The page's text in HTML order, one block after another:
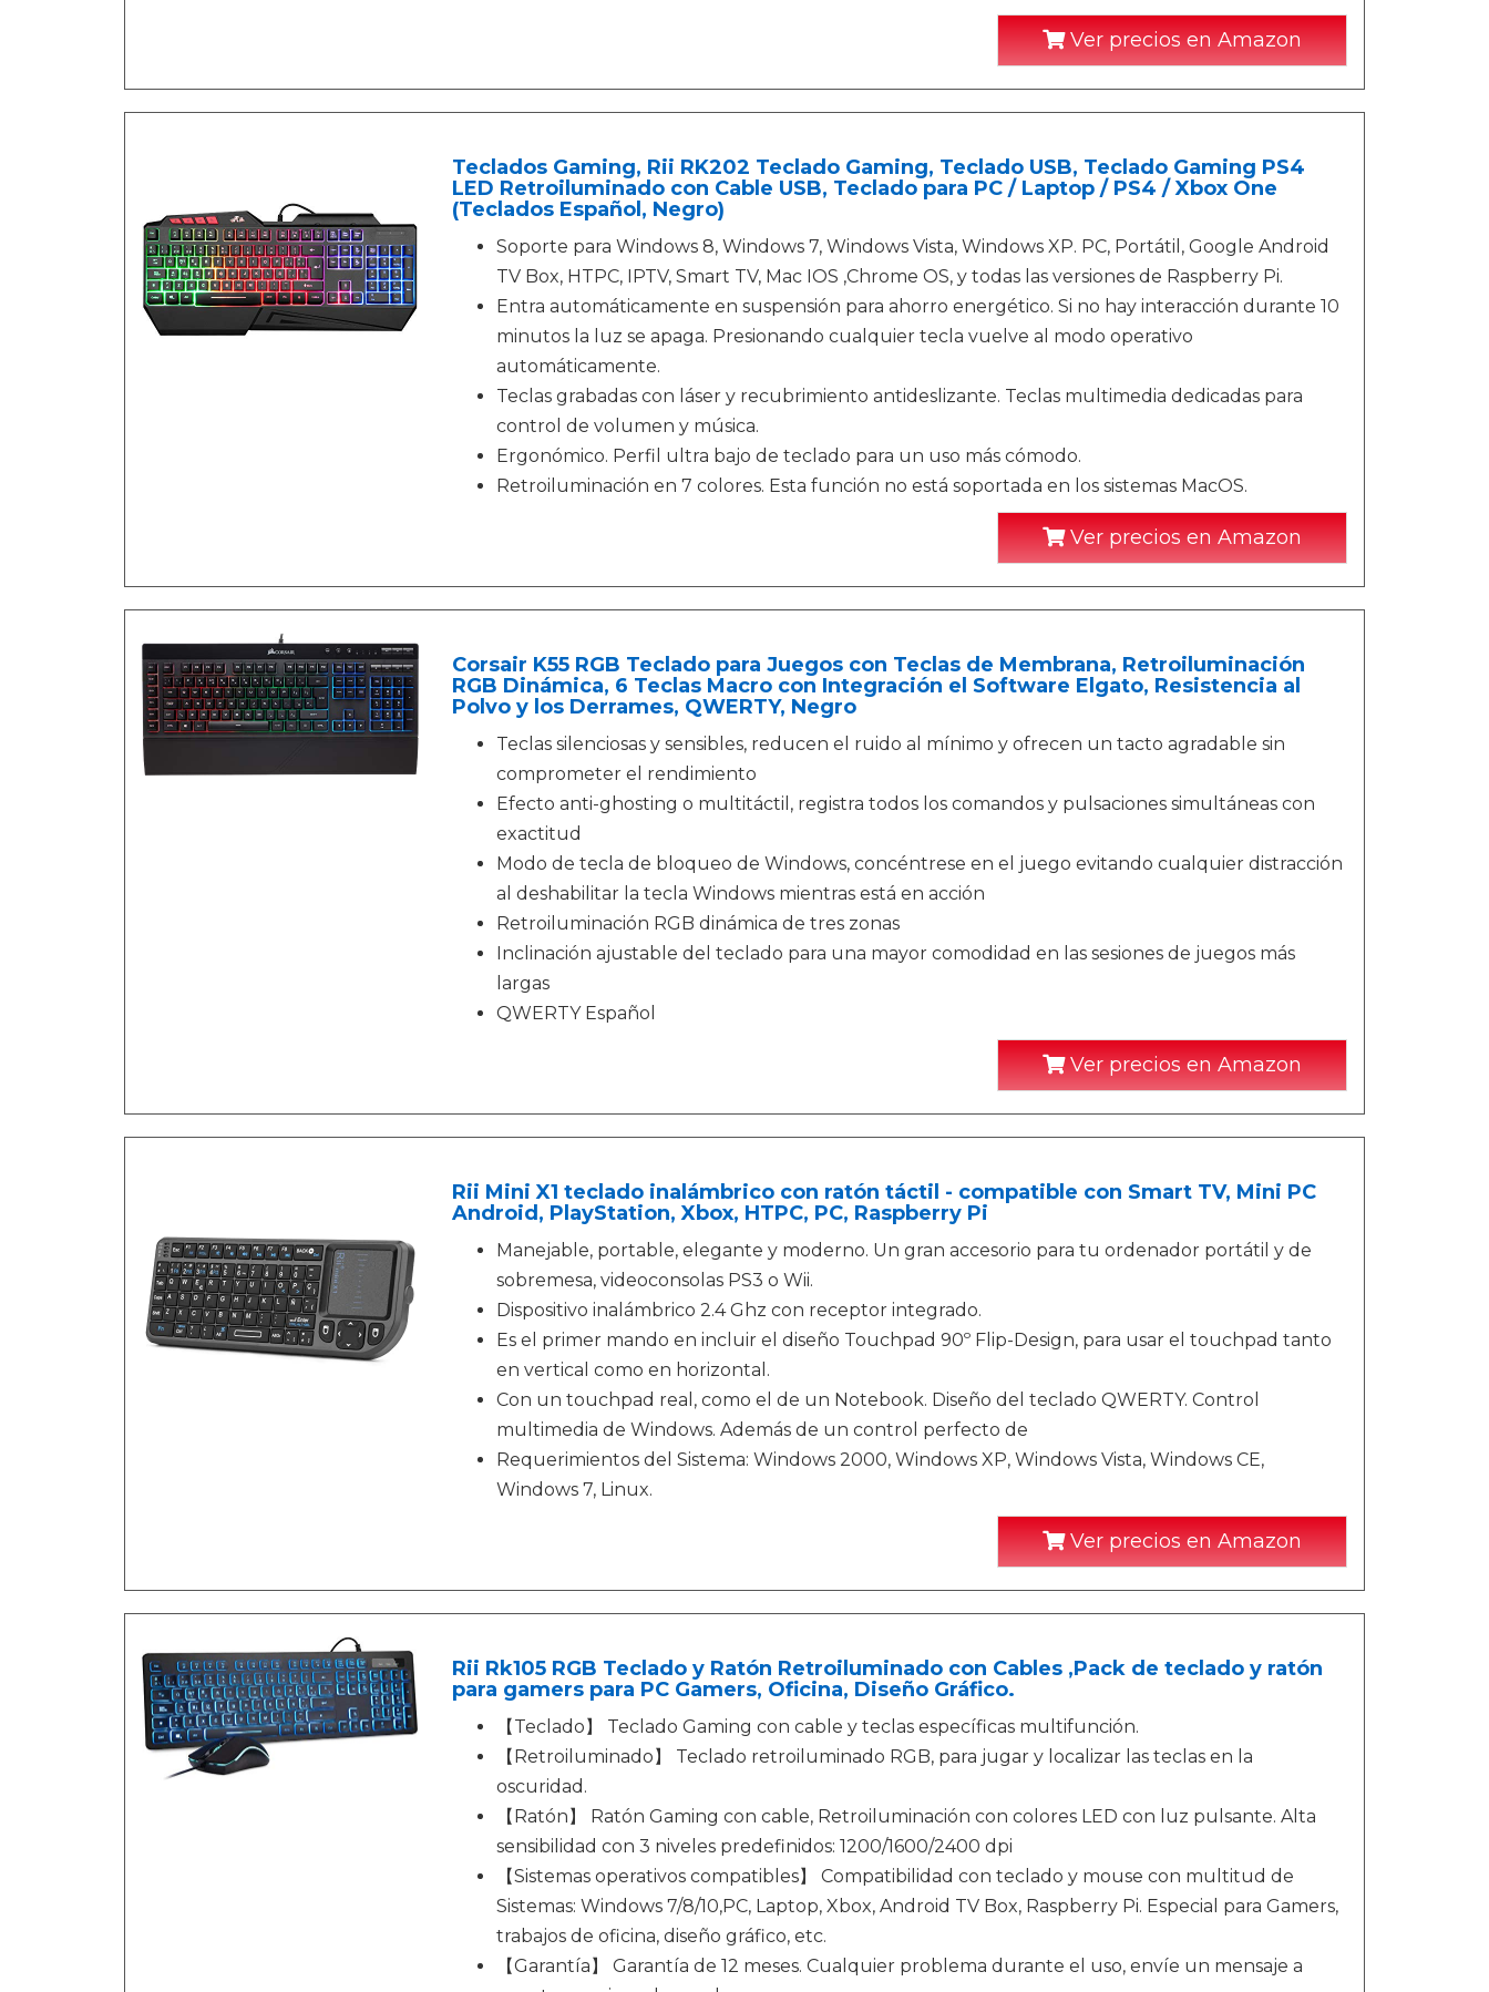
Ver precios en Amazon
Teclados Gaming, Rii RK202 Teclado Gaming, Teclado USB, Teclado Gaming PS4
LED Retroiluminado con Cable USB, Teclado para PC / Laptop / PS4 / Xbox One
(Teclados Español, Negro)
Soporte para Windows 8, Windows 7, Windows Vista, Windows XP. PC, Portátil, Google Android
TV Box, HTPC, IPTV, Smart TV, Mac IOS ,Chrome OS, y todas las versiones de Raspberry Pi.
Entra automáticamente en suspensión para ahorro energético. Si no hay interacción durante 10
minutos la luz se apaga. Presionando cualquier tecla vuelve al modo operativo
automáticamente.
Teclas grabadas con láser y recubrimiento antideslizante. Teclas multimedia dedicadas para
control de volumen y música.
Ergonómico. Perfil ultra bajo de teclado para un uso más cómodo.
Retroiluminación en 7 colores. Esta función no está soportada en los sistemas MacOS.
Ver precios en Amazon
Corsair K55 RGB Teclado para Juegos con Teclas de Membrana, Retroiluminación
RGB Dinámica, 6 Teclas Macro con Integración el Software Elgato, Resistencia al
Polvo y los Derrames, QWERTY, Negro
Teclas silenciosas y sensibles, reducen el ruido al mínimo y ofrecen un tacto agradable sin
comprometer el rendimiento
Efecto anti-ghosting o multitáctil, registra todos los comandos y pulsaciones simultáneas con
exactitud
Modo de tecla de bloqueo de Windows, concéntrese en el juego evitando cualquier distracción
al deshabilitar la tecla Windows mientras está en acción
Retroiluminación RGB dinámica de tres zonas
Inclinación ajustable del teclado para una mayor comodidad en las sesiones de juegos más
largas
QWERTY Español
Ver precios en Amazon
Rii Mini X1 teclado inalámbrico con ratón táctil - compatible con Smart TV, Mini PC
Android, PlayStation, Xbox, HTPC, PC, Raspberry Pi
Manejable, portable, elegante y moderno. Un gran accesorio para tu ordenador portátil y de
sobremesa, videoconsolas PS3 o Wii.
Dispositivo inalámbrico 2.4 Ghz con receptor integrado.
Es el primer mando en incluir el diseño Touchpad 90º Flip-Design, para usar el touchpad tanto
en vertical como en horizontal.
Con un touchpad real, como el de un Notebook. Diseño del teclado QWERTY. Control
multimedia de Windows. Además de un control perfecto de
Requerimientos del Sistema: Windows 2000, Windows XP, Windows Vista, Windows CE,
Windows 7, Linux.
Ver precios en Amazon
Rii Rk105 RGB Teclado y Ratón Retroiluminado con Cables ,Pack de teclado y ratón
para gamers para PC Gamers, Oficina, Diseño Gráfico.
【Teclado】 Teclado Gaming con cable y teclas específicas multifunción.
【Retroiluminado】 Teclado retroiluminado RGB, para jugar y localizar las teclas en la
oscuridad.
【Ratón】 Ratón Gaming con cable, Retroiluminación con colores LED con luz pulsante. Alta
sensibilidad con 3 niveles predefinidos: 1200/1600/2400 dpi
【Sistemas operativos compatibles】 Compatibilidad con teclado y mouse con multitud de
Sistemas: Windows 7/8/10,PC, Laptop, Xbox, Android TV Box, Raspberry Pi. Especial para Gamers,
trabajos de oficina, diseño gráfico, etc.
【Garantía】 Garantía de 12 meses. Cualquier problema durante el uso, envíe un mensaje a